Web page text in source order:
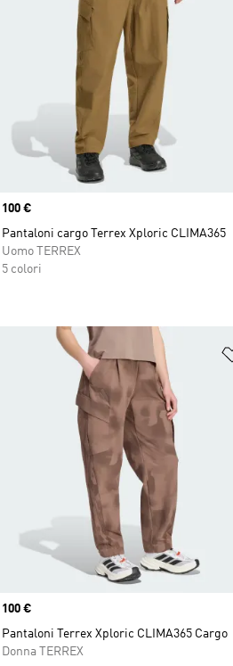
Price
100 €
Pantaloni cargo Terrex Xploric CLIMA365
Uomo TERREX
5 colori
alla lista dei desideri
Price
100 €
Pantaloni Terrex Xploric CLIMA365 Cargo
Donna TERREX